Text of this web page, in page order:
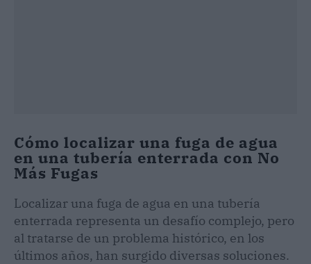
Cómo localizar una fuga de agua
en una tubería enterrada con No
Más Fugas
Localizar una fuga de agua en una tubería
enterrada representa un desafío complejo, pero
al tratarse de un problema histórico, en los
últimos años, han surgido diversas soluciones.